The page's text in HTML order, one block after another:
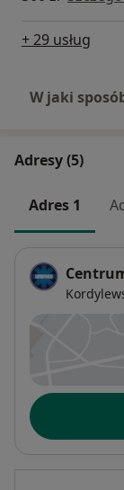
+ 29 usług
W jaki
Adresy (5)
Adres 1
Dostępność